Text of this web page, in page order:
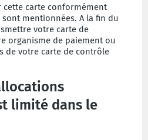
cette carte conformément
mentionnées. A la fin du
votre carte de
organisme de paiement ou
de votre carte de contrôle
limité dans le